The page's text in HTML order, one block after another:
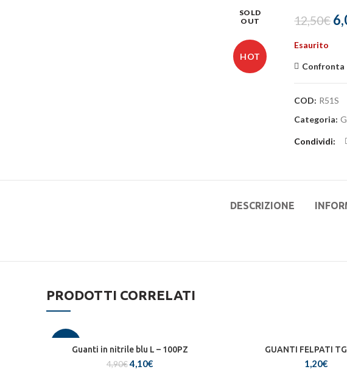
SOLD
OUT
HOT
12,50€ Il
era:
Esaurito
Confronta
COD: R51S
Categoria:
Condividi
DESCRIZIONE
PRODOTTI CORRELATI
Guanti in nitrile blu L – 100PZ
4,90€Il
4,10€
GUANTI FELPATI
1,20€